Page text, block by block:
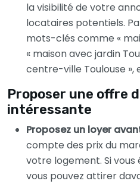
la visibilité de votre
locataires potentiels.
mots-clés comme «
« maison avec jardin
centre-ville Toulouse »,
Proposer une offre
intéressante
Proposez un loyer
compte des prix du
votre logement. Si vous
vous pouvez attirer